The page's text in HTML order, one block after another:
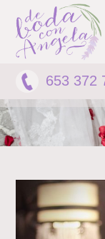
653 372